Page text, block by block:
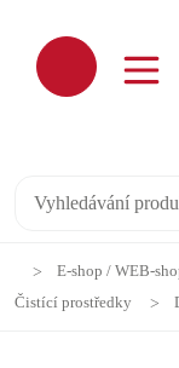
E-shop / WEB-
Čistící prostředky